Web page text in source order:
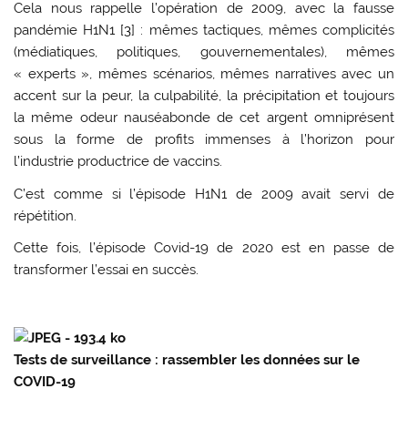
Cela nous rappelle l’opération de 2009, avec la fausse
pandémie H1N1 [3] : mêmes tactiques, mêmes complicités
(médiatiques, politiques, gouvernementales), mêmes
« experts », mêmes scénarios, mêmes narratives avec un
accent sur la peur, la culpabilité, la précipitation et toujours
la même odeur nauséabonde de cet argent omniprésent
sous la forme de profits immenses à l’horizon pour
l’industrie productrice de vaccins.
C’est comme si l’épisode H1N1 de 2009 avait servi de
répétition.
Cette fois, l’épisode Covid-19 de 2020 est en passe de
transformer l’essai en succès.
Tests de surveillance : rassembler les données sur le
COVID-19